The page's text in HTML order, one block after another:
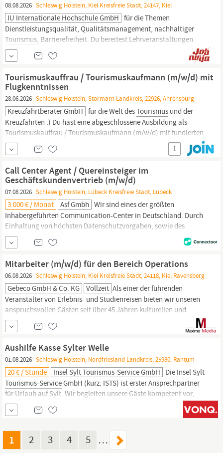
08.08.2026 Schleswig Holstein, Kiel Kreisfreie Stadt, 24147, Kiel
IU Internationale Hochschule GmbH für die Themen
Dienstleistungsqualität, Qualitätsmanagement, nachhaltiger
Tourismus, Barrierefreiheit. Du bereitest Lehrveranstaltungen
selbstständig vor und führst diese eigenständig auf Basis des
Modulhandbuchs durch (mehr Einblicke findest Du im
Modulhandbuch). Du erstellst und korrigierst Prüfungsleistungen
und achtest darauf, dass die
Tourismuskauffrau / Tourismuskaufmann (m/w/d) mit
Flugkenntnissen
28.06.2026 Schleswig Holstein, Stormarn Landkreis, 22926, Ahrensburg
Kreuzfahrtberater GmbH für die Welt desTourismus und der
Kreuzfahrten :) Du hast eine abgeschlossene Ausbildung als
Tourismuskauffrau /Tourismuskaufmann (m/w/d) mit fundierten
Kenntnissen in der Flugbuchung ODER bringst eine vergleichbare
Berufserfahrung mit. In der Telefon- und Emailberatung macht dir
keiner was vor, denn du findest immer...
1
Call Center Agent / Quereinsteiger im
Geschäftskundenvertrieb (m/w/d)
07.08.2026 Schleswig Holstein, Lübeck Kreisfreie Stadt, Lübeck
3.000 € / Monat Asf Gmbh Wir sind eines der größten
Inhabergeführten Communication-Center in Deutschland. Durch
Einhaltung von höchsten Datenschutzvorgaben, sowie des
fortlaufend geprüften ISO-Zertifikats, genießen wir seit Jahren
das Vertrauen vieler großer Unternehmen aus unterschiedlichen
Branchen. Diese kommen aus den Bereichen Telekommunikation,
Medien, Energie, Banken, Versicherungen,Tourismus,Pharmazie,
sowie...
Mitarbeiter (m/w/d) für den Bereich Operations
06.08.2026 Schleswig Holstein, Kiel Kreisfreie Stadt, 24118, Kiel Ravensberg
Gebeco GmbH & Co. KG Vollzeit Als einer der führenden
Veranstalter von Erlebnis- und Studienreisen bieten wir unseren
anspruchsvollen Gästen seit über 45 Jahren kulturellen und
individuellen Zugang zum jeweiligen Gastland. Für die
schönstenTage unserer Kund innen setzen wir auf Qualität und
großartiges Operations-Team sorgt von...
Aushilfe Kasse Sylter Welle
01.08.2026 Schleswig Holstein, Nordfriesland Landkreis, 25980, Rantum
20 € / Stunde Insel Sylt Tourismus-Service GmbH Die Insel Sylt
Tourismus-ServiceGmbH (kurz: ISTS) ist erster Ansprechpartner
für Urlaub auf Sylt. Wir begleiten unsere Gäste kompetent vor,
während und nach der schönsten Zeit des Jahres. Für unsere
Sylter Welle suchen wir eine Aushilfe, die in Urlaubs- und oder
1 2 3 4 5 …